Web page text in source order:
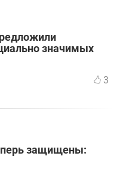
значимых
3
защищены: